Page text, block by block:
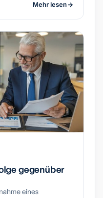
Mehr lesen
gegenüber
eines